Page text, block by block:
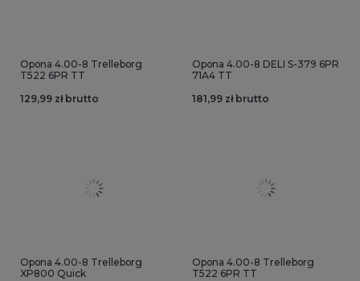
Opona 4.00-8 Trelleborg
T522 6PR TT
129,99 zł brutto
Opona 4.00-8 DELI S-379 6PR
71A4 TT
181,99 zł brutto
Opona 4.00-8 Trelleborg
XP800 Quick
Opona 4.00-8 Trelleborg
T522 6PR TT